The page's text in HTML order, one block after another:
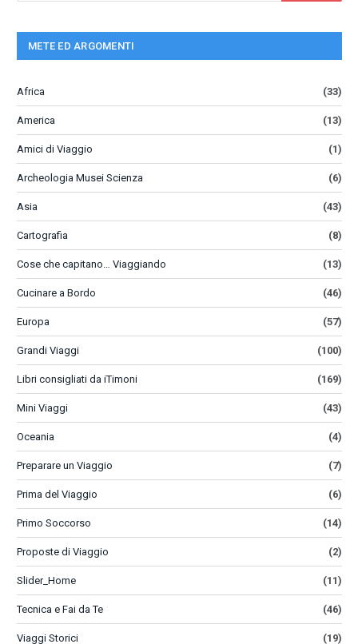
METE ED ARGOMENTI
Africa (33)
America (13)
Amici di Viaggio (1)
Archeologia Musei Scienza (6)
Asia (43)
Cartografia (8)
Cose che capitano… Viaggiando (13)
Cucinare a Bordo (46)
Europa (57)
Grandi Viaggi (100)
Libri consigliati da iTimoni (169)
Mini Viaggi (43)
Oceania (4)
Preparare un Viaggio (7)
Prima del Viaggio (6)
Primo Soccorso (14)
Proposte di Viaggio (2)
Slider_Home (11)
Tecnica e Fai da Te (46)
Viaggi Storici (19)